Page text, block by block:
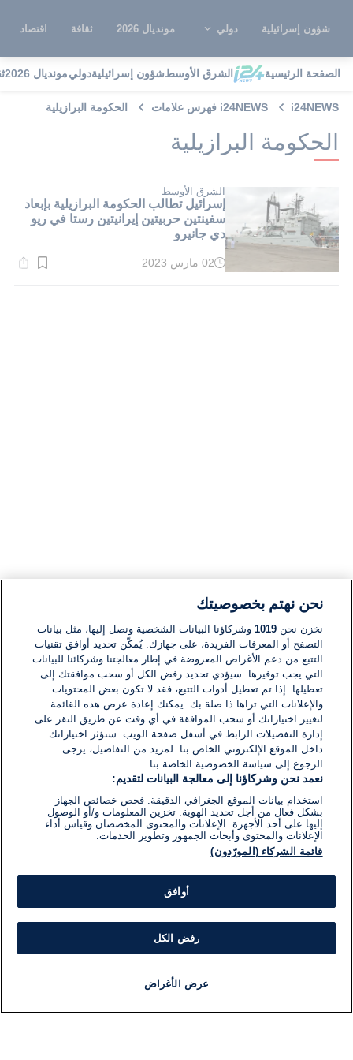
شؤون إسرائيلية دولي مونديال 2026 ثقافة اقتصاد
الصفحة الرئيسية الشرق الأوسطشؤون إسرائيليةدوليمونديال 2026
i24NEWS i24NEWS فهرس علامات الحكومة البرازيلية
الحكومة البرازيلية
الشرق الأوسط
إسرائيل تطالب الحكومة البرازيلية بإبعاد
سفينتين حربيتين إيرانيتين رستا في ريو
دي جانيرو
وقت
02 مارس 2023
نحن نهتم بخصوصيتك
نخزن نحن1019 وشركاؤنا البيانات الشخصية ونصل إليها، مثل بيانات
التصفح أو المعرفات الفريدة، على جهازك. يُمكّن تحديد أوافق تقنيات
التتبع من دعم الأغراض المعروضة في إطار معالجتنا وشركائنا للبيانات
التي يجب توفيرها. سيؤدي تحديد رفض الكل أو سحب موافقتك إلى
تعطيلها. إذا تم تعطيل أدوات التتبع، فقد لا تكون بعض المحتويات
والإعلانات التي تراها ذا صلة بك. يمكنك إعادة عرض هذه القائمة
لتغيير اختياراتك أو سحب الموافقة في أي وقت عن طريق النقر على
إدارة التفضيلات الرابط في أسفل صفحة الويب. ستؤثر اختياراتك
داخل الموقع الإلكتروني الخاص بنا. لمزيد من التفاصيل، يرجى
الرجوع إلى سياسة الخصوصية الخاصة بنا.
نعمد نحن وشركاؤنا إلى معالجة البيانات لتقديم:
استخدام بيانات الموقع الجغرافي الدقيقة. فحص خصائص الجهاز
بشكل فعال من أجل تحديد الهوية. تخزين المعلومات و/أو الوصول
إليها على أحد الأجهزة. الإعلانات والمحتوى المخصصان وقياس أداء
الإعلانات والمحتوى وأبحاث الجمهور وتطوير الخدمات.
قائمة الشركاء (المورّدون)
أوافق
رفض الكل
عرض الأغراض